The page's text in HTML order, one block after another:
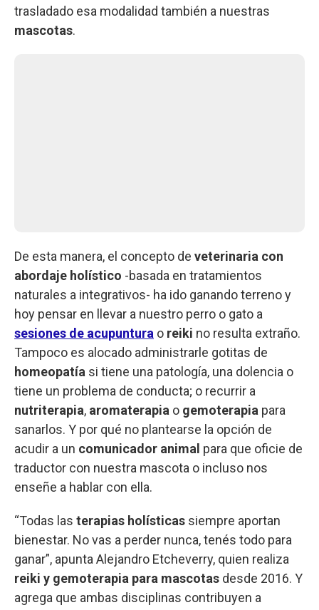
trasladado esa modalidad también a nuestras
mascotas.
De esta manera, el concepto de veterinaria con
abordaje holístico -basada en tratamientos
naturales a integrativos- ha ido ganando terreno y
hoy pensar en llevar a nuestro perro o gato a
sesiones de acupuntura o reiki no resulta extraño.
Tampoco es alocado administrarle gotitas de
homeopatía si tiene una patología, una dolencia o
tiene un problema de conducta; o recurrir a
nutriterapia, aromaterapia o gemoterapia para
sanarlos. Y por qué no plantearse la opción de
acudir a un comunicador animal para que oficie de
traductor con nuestra mascota o incluso nos
enseñe a hablar con ella.
“Todas las terapias holísticas siempre aportan
bienestar. No vas a perder nunca, tenés todo para
ganar”, apunta Alejandro Etcheverry, quien realiza
reiki y gemoterapia para mascotas desde 2016. Y
agrega que ambas disciplinas contribuyen a